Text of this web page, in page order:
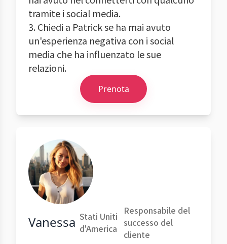
tramite i social media.
3. Chiedi a Patrick se ha mai avuto
un'esperienza negativa con i social
media che ha influenzato le sue
relazioni.
Prenota
Vanessa Stati Uniti
d'America
Responsabile del
successo del
cliente